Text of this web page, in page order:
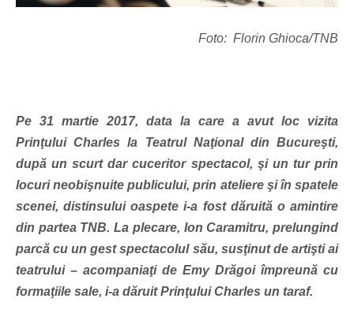
Foto: Florin Ghioca/TNB
Pe 31 martie 2017, data la care a avut loc vizita
Prinţului Charles la Teatrul Naţional din Bucureşti,
după un scurt dar cuceritor spectacol, şi un tur prin
locuri neobişnuite publicului, prin ateliere şi în spatele
scenei, distinsului oaspete i-a fost dăruităo amintire
din partea TNB. La plecare, Ion Caramitru, prelungind
parcă cu un gest spectacolul său, susţinut de artişti ai
teatrului – acompaniaţi de Emy Drăgoi împreună cu
formaţiile sale, i-a dăruit Prinţului Charles un taraf.